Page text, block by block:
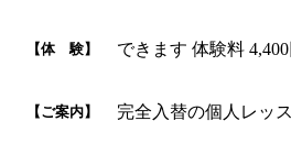
【体 験】 できます 体験料
【ご案内】 完全入替の個人レッ